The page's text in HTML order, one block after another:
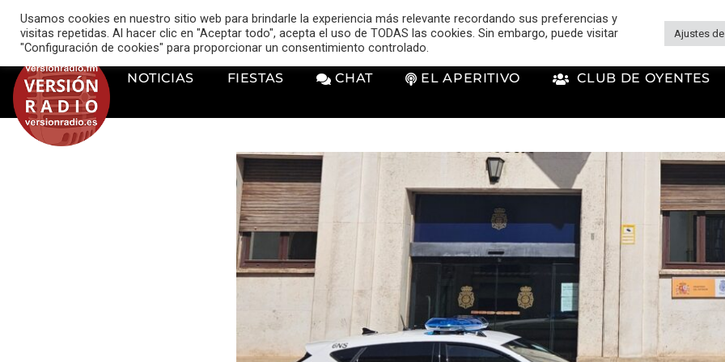
music_note VERSIÓN RADIO
NOTICIAS FIESTAS CHAT EL APERITIVO CLUB DE OYENTES
Usamos cookies en nuestro sitio web para brindarle la experiencia más relevante recordando sus preferencias y
visitas repetidas. Al hacer clic en "Aceptar todo", acepta el uso de TODAS las cookies. Sin embargo, puede visitar
"Configuración de cookies" para proporcionar un consentimiento controlado.
Ajustes